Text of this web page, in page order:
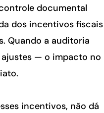
documental
dos incentivos fiscais
Quando a auditoria
ajustes — o impacto no
incentivos, não dá